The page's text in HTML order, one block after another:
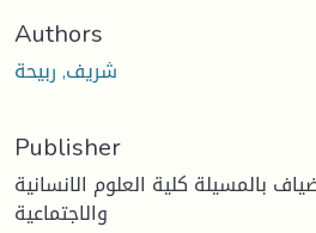
Authors
شريف, ربيحة
Publisher
بالمسيلة كلية العلوم الانسانية
والاجتماعية